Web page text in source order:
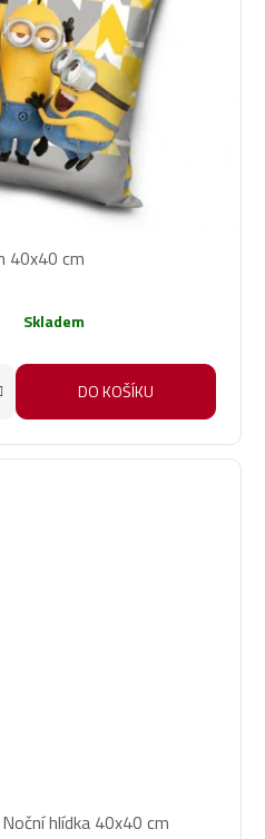
40x40 cm
Skladem
DO KOŠÍKU
hlídka 40x40 cm